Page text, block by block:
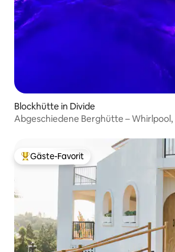
Blockhütte in Divide
Abgeschiedene Berghütte – Whirlpool,
Beliebter Gäste-Favorit.
Gäste-Favorit